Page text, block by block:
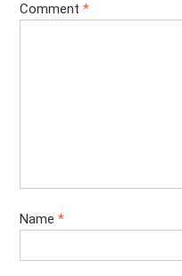
Comment *
Name *